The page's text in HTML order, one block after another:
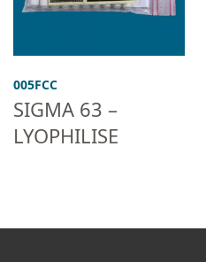
005FCC
SIGMA 63 –
LYOPHILISE